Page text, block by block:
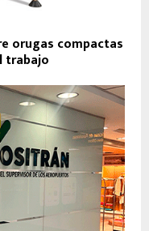
orugas compactas
trabajo